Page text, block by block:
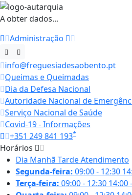
A obter dados...
Administração
info@freguesiadesaobento.pt
Queimas e Queimadas
Dia da Defesa Nacional
Autoridade Nacional de
Serviço Nacional de Saúde
Covid-19 - Informações
+351 249 841 193*
Horários
Dia Manhã TardeAtendimento
Segunda-feira: 09:00 - 12:30
Terça-feira: 09:00 - 12:30 14:00